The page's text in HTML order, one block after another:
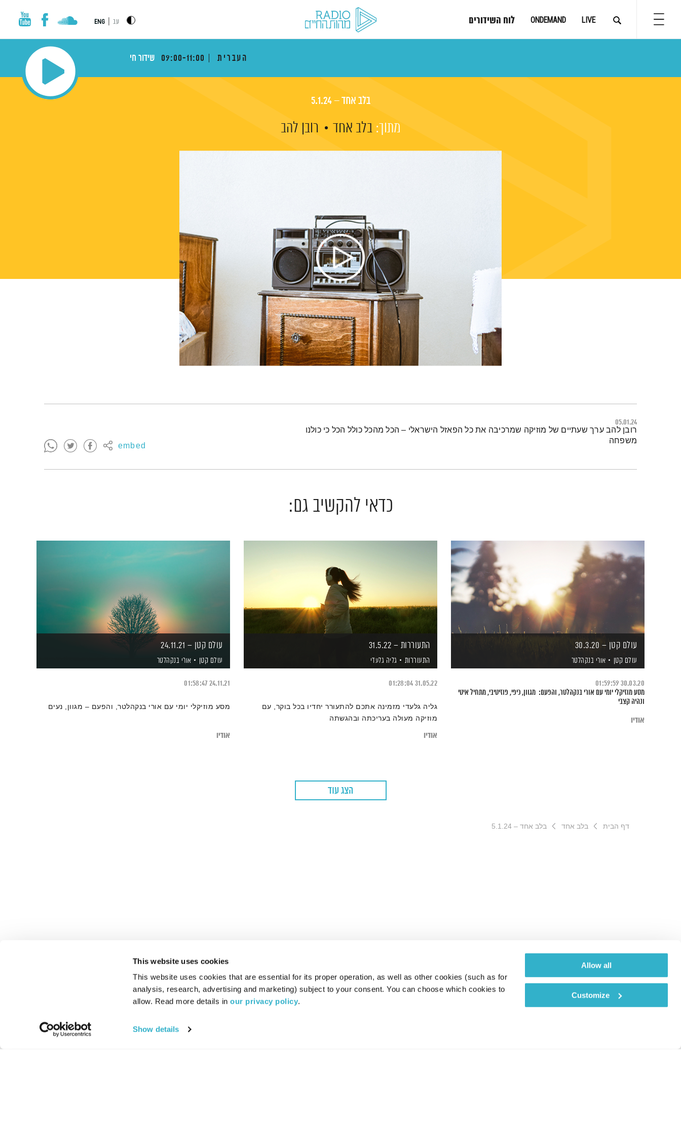
This website uses cookies
This website uses cookies that are essential for its proper operation, as well as other cookies (such as for
analysis, research, advertising and marketing) subject to your consent. You can choose which cookies to
allow. Read more details in our privacy policy.
Show details
Allow all
Customize
LIVE
ONDEMAND לוח השידורים עב ENG
העברית 09:00-11:00 שידור חי
בלב אחד – 5.1.24
מתוך: בלב אחד רובן להב
05.01.24
embed
תמצית הפודקאסט
רובן להב ערך שעתיים של מוזיקה שמרכיבה את כל הפאזל הישראלי – הכל מהכל כולל הכל כי כולנו
משפחה
כדאי להקשיב גם:
עולם קטן – 30.3.20
עולם קטן אורי בנקהלטר
30.03.20
01:59:59
מסע מוזיקלי יומי עם אורי בנקהלטר, והפעם: מגוון, כיפי, פוזיטיבי, מתחיל איטי
ונהיה קצבי
אודיו
התעוררות – 31.5.22
התעוררות גליה גלעדי
31.05.22
01:28:04
גליה גלעדי מזמינה אתכם להתעורר יחדיו בכל בוקר, עם
מוזיקה מעולה בעריכתה ובהגשתה
אודיו
עולם קטן – 24.11.21
עולם קטן אורי בנקהלטר
24.11.21
01:58:47
מסע מוזיקלי יומי עם אורי בנקהלטר, והפעם – מגוון, נעים
אודיו
הצג עוד
דף הבית בלב אחד בלב אחד – 5.1.24